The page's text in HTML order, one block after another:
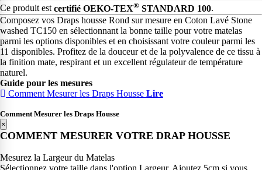
Ce produit estcertifié OEKO-TEX® STANDARD 100.
Composez vos Draps housse Rond sur mesure en Coton Lavé Stone
washed TC150 en sélectionnant la bonne taille pour votre matelas
parmi les options disponibles et en choisissant votre couleur parmi les
11 disponibles. Profitez de la douceur et de la polyvalence de ce tissu à
la finition mate, respirant et un excellent régulateur de température
naturel.
Guide pour les mesures
Comment Mesurer les Draps Housse Lire
Comment Mesurer les Draps Housse
×
COMMENT MESURER VOTRE DRAP HOUSSE
Mesurez la Largeur du Matelas
Sélectionnez votre taille dans l'option Largeur. Ajoutez 5cm si vous